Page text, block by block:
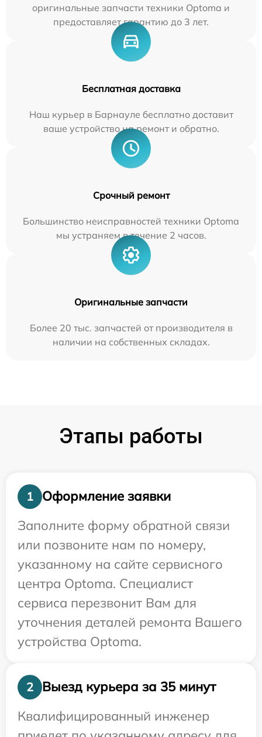
оригинальные запчасти техники Optoma и
предоставляет гарантию до 3 лет.
Бесплатная доставка
Наш курьер в Барнауле бесплатно доставит
ваше устройство на ремонт и обратно.
Срочный ремонт
Большинство неисправностей техники Optoma
мы устраняем в течение 2 часов.
Оригинальные запчасти
Более 20 тыс. запчастей от производителя в
наличии на собственных складах.
Этапы работы
1
Оформление заявки
Заполните форму обратной связи
или позвоните нам по номеру,
указанному на сайте сервисного
центра Optoma. Специалист
сервиса перезвонит Вам для
уточнения деталей ремонта Вашего
устройства Optoma.
2
Выезд курьера за 35 минут
Квалифицированный инженер